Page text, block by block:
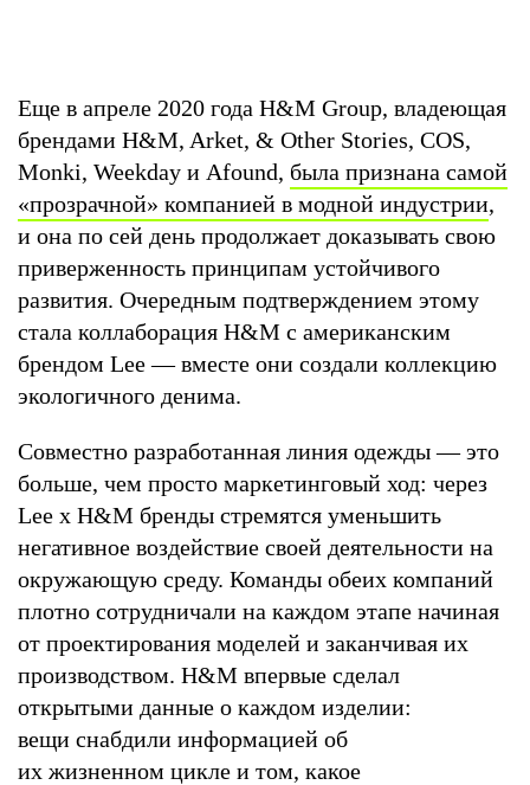
Еще в апреле 2020 года H&M Group, владеющая
брендами H&M, Arket, & Other Stories, COS,
Monki, Weekday и Afound, была признана самой
«прозрачной» компанией в модной индустрии,
и она по сей день продолжает доказывать свою
приверженность принципам устойчивого
развития. Очередным подтверждением этому
стала коллаборация H&M c американским
брендом Lee — вместе они создали коллекцию
экологичного денима.
Совместно разработанная линия одежды — это
больше, чем просто маркетинговый ход: через
Lee x H&M бренды стремятся уменьшить
негативное воздействие своей деятельности на
окружающую среду. Команды обеих компаний
плотно сотрудничали на каждом этапе начиная
от проектирования моделей и заканчивая их
производством. H&M впервые сделал
открытыми данные о каждом изделии:
вещи снабдили информацией об
их жизненном цикле и том, какое